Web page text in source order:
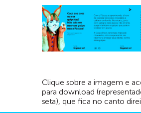
Clique sobre a imagem e
para download
seta), que fica no canto